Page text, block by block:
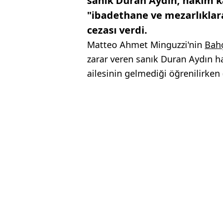
"ibadethane ve
cezası verdi.
Matteo Ahmet Minguzzi'nin
zarar veren sanık Duran Aydın
ailesinin gelmediği öğrenilirken